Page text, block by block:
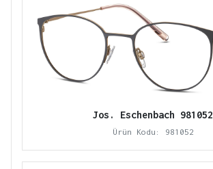
Jos. Eschenbach 981052
Ürün Kodu: 981052